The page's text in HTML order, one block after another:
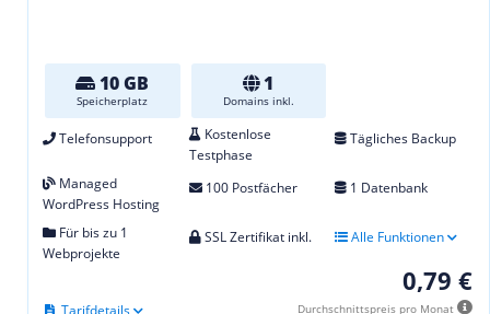
10 GB
Speicherplatz
1
Domains inkl.
Telefonsupport
Kostenlose
Testphase
Tägliches Backup
Managed
WordPress Hosting
100 Postfächer 1 Datenbank
Für bis zu 1
Webprojekte
SSL Zertifikat inkl. Alle Funktionen
0,79 €
Durchschnittspreis pro Monat